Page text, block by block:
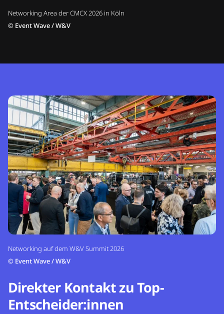
Networking Area der CMCX 2026 in Köln
© Event Wave / W&V
Networking auf dem W&V Summit 2026
© Event Wave / W&V
Direkter Kontakt zu Top-
Entscheider:innen